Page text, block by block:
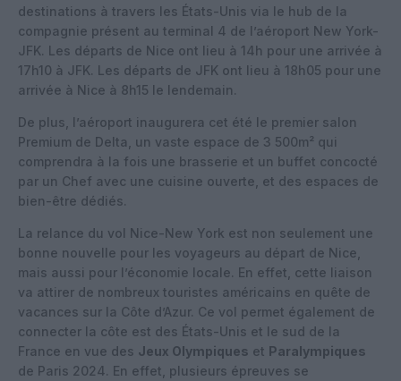
destinations à travers les États-Unis via le hub de la
compagnie présent au terminal 4 de l’aéroport New York-
JFK. Les départs de Nice ont lieu à 14h pour une arrivée à
17h10 à JFK. Les départs de JFK ont lieu à 18h05 pour une
arrivée à Nice à 8h15 le lendemain.
De plus, l’aéroport inaugurera cet été le premier salon
Premium de Delta, un vaste espace de 3 500m² qui
comprendra à la fois une brasserie et un buffet concocté
par un Chef avec une cuisine ouverte, et des espaces de
bien-être dédiés.
La relance du vol Nice-New York est non seulement une
bonne nouvelle pour les voyageurs au départ de Nice,
mais aussi pour l’économie locale. En effet, cette liaison
va attirer de nombreux touristes américains en quête de
vacances sur la Côte d’Azur. Ce vol permet également de
connecter la côte est des États-Unis et le sud de la
France en vue des Jeux Olympiques et Paralympiques
de Paris 2024. En effet, plusieurs épreuves se